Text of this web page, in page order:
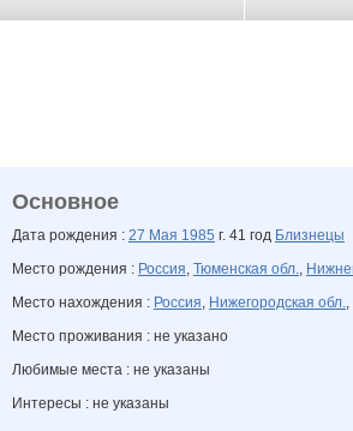
Основное
Дата рождения : 27 Мая 1985 г. 41 год Близнецы
Место рождения : Россия, Тюменская обл.,
Место нахождения : Россия, Нижегородская обл.,
Место проживания : не указано
Любимые места : не указаны
Интересы : не указаны